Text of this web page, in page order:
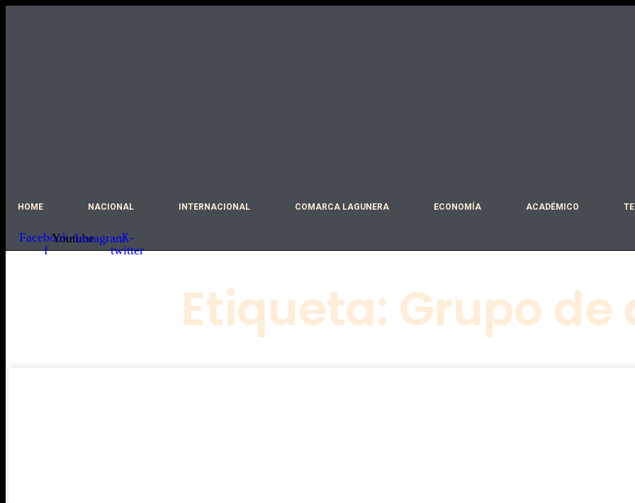
HOME NACIONAL INTERNACIONAL COMARCA LAGUNERA ECONOMÍA ACADÉMICO
Facebook-
f
YoutubeInstagramX-
twitter
Etiqueta: Grupo de